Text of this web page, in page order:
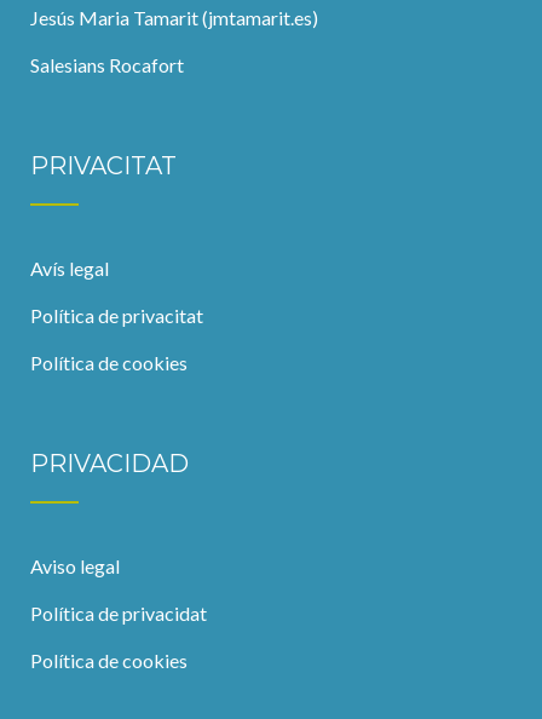
Jesús Maria Tamarit (jmtamarit.es)
Salesians Rocafort
PRIVACITAT
Avís legal
Política de privacitat
Política de cookies
PRIVACIDAD
Aviso legal
Política de privacidat
Política de cookies